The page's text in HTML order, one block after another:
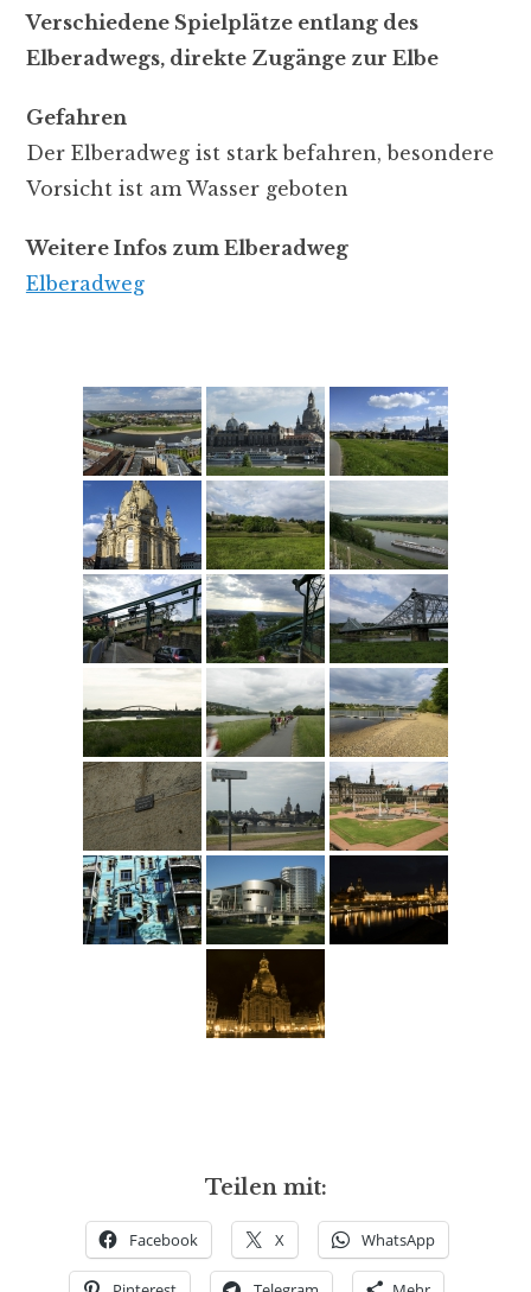
Verschiedene Spielplätze entlang des
Elberadwegs, direkte Zugänge zur Elbe
Gefahren
Der Elberadweg ist stark befahren, besondere
Vorsicht ist am Wasser geboten
Weitere Infos zum Elberadweg
Elberadweg
Teilen mit:
Facebook X WhatsApp